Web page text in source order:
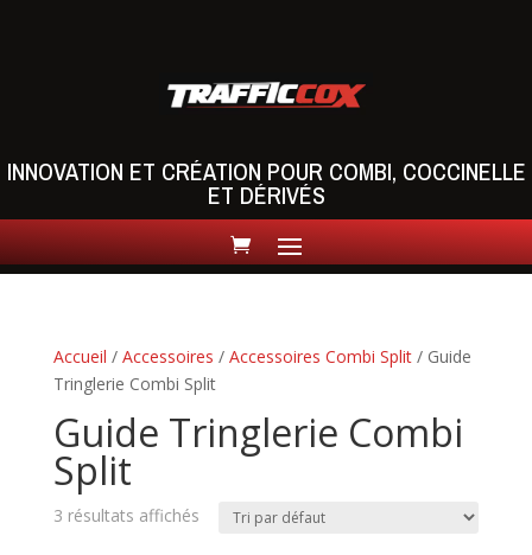
INNOVATION ET CRÉATION POUR COMBI, COCCINELLE
ET DÉRIVÉS
Accueil / Accessoires / Accessoires Combi Split/ Guide
Tringlerie Combi Split
Guide Tringlerie Combi
Split
3 résultats affichés